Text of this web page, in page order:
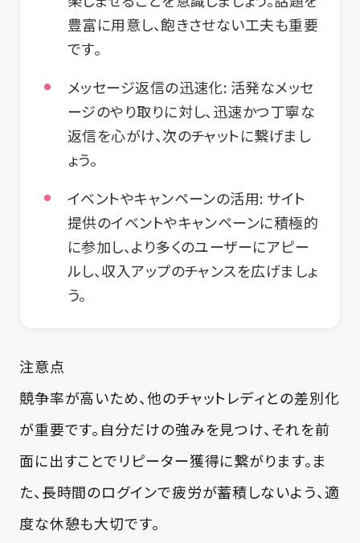
豊富に用意し、飽きさせない工夫も重要
です。
メッセージ返信の迅速化: 活発なメッセ
ージのやり取りに対し、迅速かつ丁寧な
返信を心がけ、次のチャットに繋げまし
ょう。
イベントやキャンペーンの活用: サイト
提供のイベントやキャンペーンに積極的
に参加し、より多くのユーザーにアピー
ルし、収入アップのチャンスを広げましょ
う。
注意点
競争率が高いため、他のチャットレディとの差別化
が重要です。自分だけの強みを見つけ、それを前
面に出すことでリピーター獲得に繋がります。ま
た、長時間のログインで疲労が蓄積しないよう、適
度な休憩も大切です。